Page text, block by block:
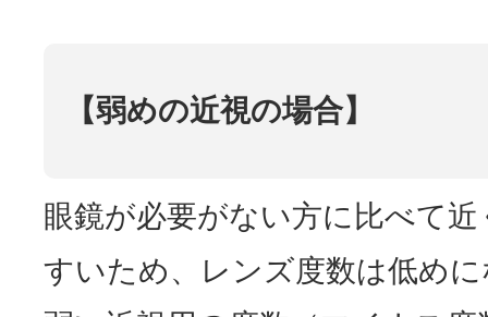
【弱めの近視の場合】
眼鏡が必要がない方に比べて
すいため、レンズ度数は低め